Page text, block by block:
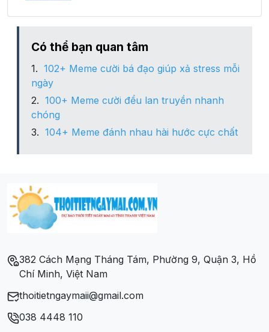
Có thể bạn quan tâm
102+ Meme cười bá đạo giúp xả stress mỗi
ngày
100+ Meme cười đểu lan truyền nhanh
chóng
104+ Meme đánh nhau hài hước cực chất
382 Cách Mạng Tháng Tám, Phường 9, Quận 3, Hồ
Chí Minh, Việt Nam
thoitietngaymaii@gmail.com
038 4448 110